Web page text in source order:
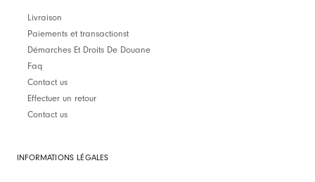
Livraison
Paiements et transactionst
Démarches Et Droits De Douane
Faq
Contact us
Effectuer un retour
Contact us
INFORMATIONS LÉGALES